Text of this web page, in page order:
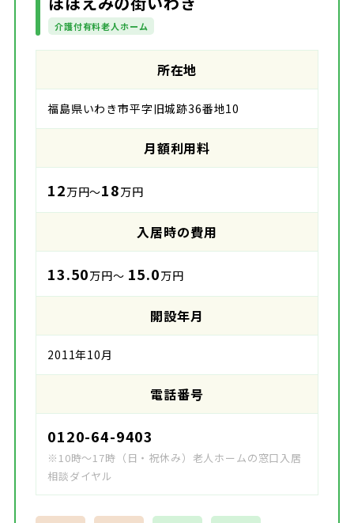
介護付有料老人ホーム
所在地
福島県いわき市平字旧城跡36番地10
月額利用料
12万円～18万円
入居時の費用
13.50万円～ 15.0万円
開設年月
2011年10月
電話番号
0120-64-9403
※10時～17時（日・祝休み）老人ホームの窓口入居
相談ダイヤル